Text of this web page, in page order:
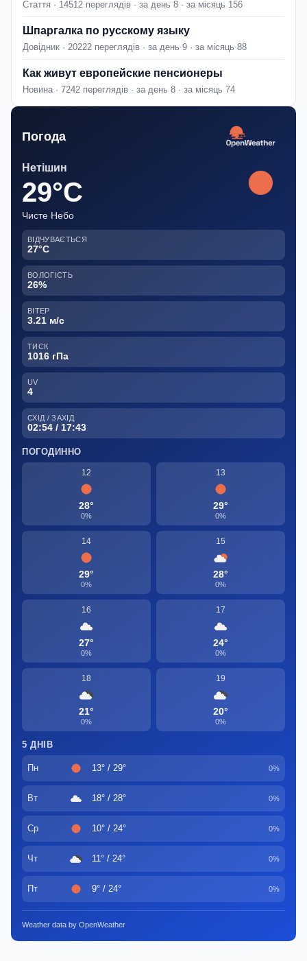
Стаття · 14512 переглядів · за день 8 · за місяць 156
Шпаргалка по русскому языку
Довідник · 20222 переглядів · за день 9 · за місяць 88
Как живут европейские пенсионеры
Новина · 7242 переглядів · за день 8 · за місяць 74
Погода
Нетішин
29°C
Чисте Небо
ВІДЧУВАЄТЬСЯ
27°C
ВОЛОГІСТЬ
26%
ВІТЕР
3.21 м/с
ТИСК
1016 гПа
UV
4
СХІД / ЗАХІД
02:54 / 17:43
ПОГОДИННО
12
28°
0%
13
29°
0%
14
29°
0%
15
28°
0%
16
27°
0%
17
24°
0%
18
21°
0%
19
20°
0%
5 ДНІВ
Пн 13° / 29° 0%
Вт 18° / 28° 0%
Ср 10° / 24° 0%
Чт 11° / 24° 0%
Пт 9° / 24° 0%
Weather data by OpenWeather